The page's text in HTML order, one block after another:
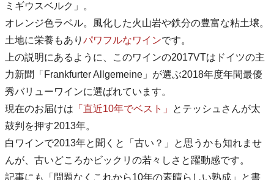
ミギウスベルク」。
オレンジ色ラベル。風化した火山岩や鉄分の豊富な粘土壌。
土地に栄養もあり パワフルなワインです。
上の説明にあるように、このワインの2017VTはドイツの主
力新聞「Frankfurter Allgemeine」が選ぶ2018年度年間最優
秀バリューワインに選ばれています。
現在のお届けは 「直近10年でベスト」
とテッシュさんが太
鼓判を押す2013年。
白ワインで2013年と聞くと「古い？」と思うかも知れませ
んが、古いどころかビックリの若々しさと躍動感です。
記事にも「問題なくこれから10年の素晴らしい熟成」と書